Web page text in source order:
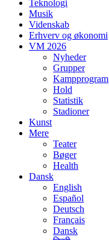
Teknologi
Musik
Videnskab
Erhverv og økonomi
VM 2026
Nyheder
Grupper
Kampprogram
Hold
Statistik
Stadioner
Kunst
Mere
Teater
Bøger
Health
Dansk
English
Español
Deutsch
Français
Dansk